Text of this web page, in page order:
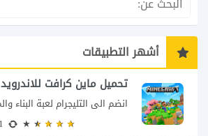
أشهر التطبيقات
تحميل ماين كرافت للاندرويد